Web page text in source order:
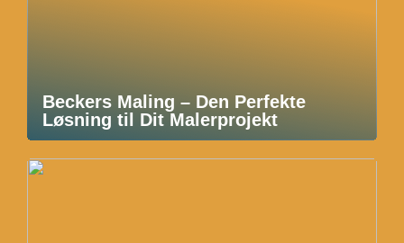
Beckers Maling – Den Perfekte
Løsning til Dit Malerprojekt